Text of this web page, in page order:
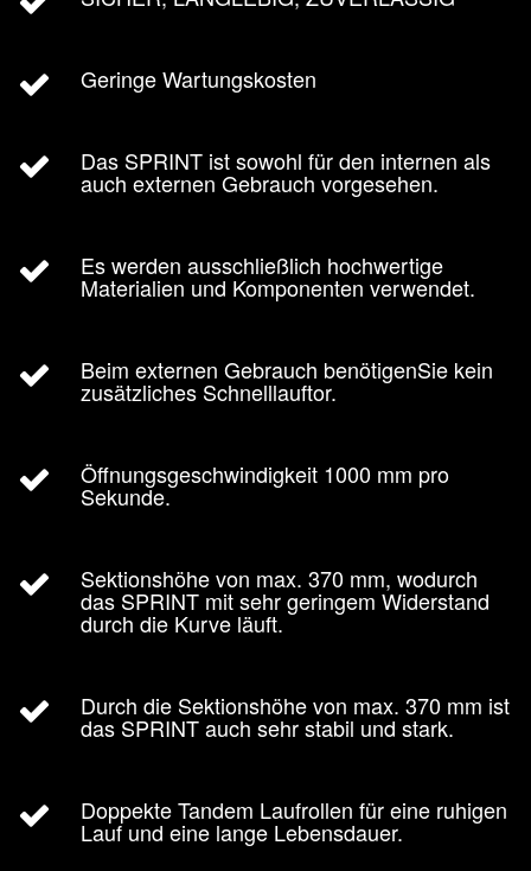
Geringe Wartungskosten
Das SPRINT ist sowohl für den internen als
auch externen Gebrauch vorgesehen.
Es werden ausschließlich hochwertige
Materialien und Komponenten verwendet.
Beim externen Gebrauch benötigenSie kein
zusätzliches Schnelllauftor.
Öffnungsgeschwindigkeit 1000 mm pro
Sekunde.
Sektionshöhe von max. 370 mm, wodurch
das SPRINT mit sehr geringem Widerstand
durch die Kurve läuft.
Durch die Sektionshöhe von max. 370 mm ist
das SPRINT auch sehr stabil und stark.
Doppekte Tandem Laufrollen für eine ruhigen
Lauf und eine lange Lebensdauer.